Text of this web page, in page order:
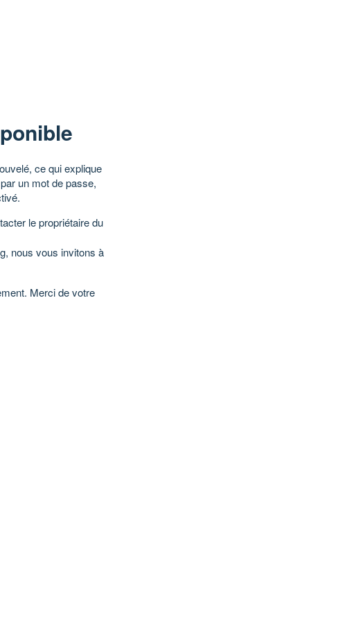
ce qui explique
un mot de passe,
le propriétaire du
nous vous invitons à
Merci de votre